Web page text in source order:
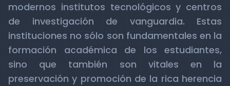
modernos institutos tecnológicos y centros
de investigación de vanguardia. Estas
instituciones no sólo son fundamentales en la
formación académica de los estudiantes,
sino que también son vitales en la
preservación y promoción de la rica herencia